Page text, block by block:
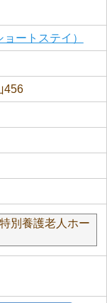
ートステイ）
456
別養護老人ホー